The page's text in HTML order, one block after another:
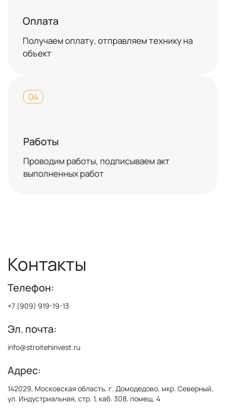
Оплата
Получаем оплату, отправляем технику на
объект
04
Работы
Проводим работы, подписываем акт
выполненных работ
Контакты
Телефон:
+7 (909) 919-19-13
Эл. почта:
info@stroitehinvest.ru
Адрес:
142029, Московская область, г. Домодедово, мкр. Северный,
ул. Индустриальная, стр. 1, каб. 308, помещ. 4